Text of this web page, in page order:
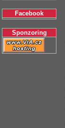
Facebook
Sponzoring